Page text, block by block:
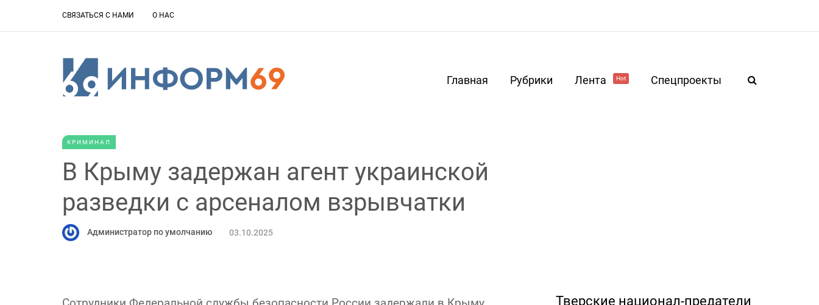
СВЯЗАТЬСЯ С НАМИ О НАС
Главная Рубрики Лента Hot Спецпроекты
КРИМИНАЛ
В Крыму задержан агент украинской
разведки с арсеналом взрывчатки
Администратор по умолчанию 03.10.2025
Тверские национал-предатели